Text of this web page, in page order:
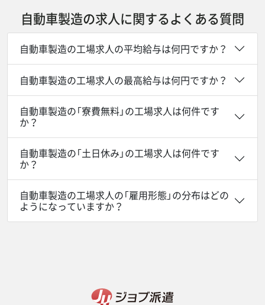
自動車製造の求人に関するよくある質問
自動車製造の工場求人の平均給与は何円ですか？
自動車製造の工場求人の最高給与は何円ですか？
自動車製造の「寮費無料」の工場求人は何件です
か？
自動車製造の「土日休み」の工場求人は何件です
か？
自動車製造の工場求人の「雇用形態」の分布はどの
ようになっていますか？